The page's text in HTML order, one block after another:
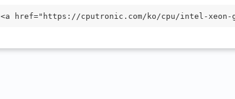
<a href="https://cputronic.com/ko/cpu/intel-xeon-